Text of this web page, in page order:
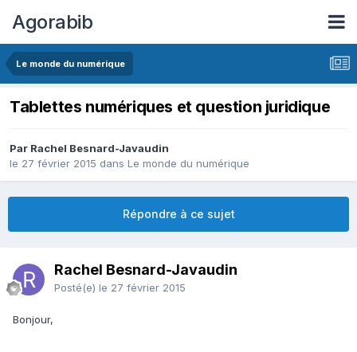
Agorabib
Le monde du numérique
Tablettes numériques et question juridique
Par Rachel Besnard-Javaudin
le 27 février 2015 dans Le monde du numérique
Répondre à ce sujet
Rachel Besnard-Javaudin
Posté(e) le 27 février 2015
Bonjour,